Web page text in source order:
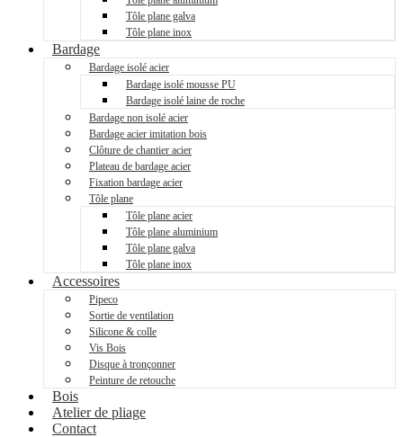
Tôle plane galva
Tôle plane inox
Bardage
Bardage isolé acier
Bardage isolé mousse PU
Bardage isolé laine de roche
Bardage non isolé acier
Bardage acier imitation bois
Clôture de chantier acier
Plateau de bardage acier
Fixation bardage acier
Tôle plane
Tôle plane acier
Tôle plane aluminium
Tôle plane galva
Tôle plane inox
Accessoires
Pipeco
Sortie de ventilation
Silicone & colle
Vis Bois
Disque à tronçonner
Peinture de retouche
Bois
Atelier de pliage
Contact